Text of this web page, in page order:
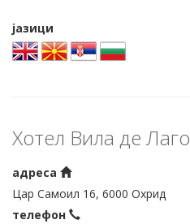
јазици
Хотел Вила де Лаго
адреса
Цар Самоил 16, 6000 Охрид
телефон